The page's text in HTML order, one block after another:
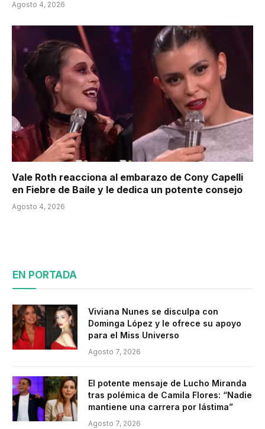
Agosto 4, 2026
Vale Roth reacciona al embarazo de Cony Capelli
en Fiebre de Baile y le dedica un potente consejo
Agosto 4, 2026
EN PORTADA
Viviana Nunes se disculpa con
Dominga López y le ofrece su apoyo
para el Miss Universo
Agosto 7, 2026
El potente mensaje de Lucho Miranda
tras polémica de Camila Flores: “Nadie
mantiene una carrera por lástima”
Agosto 7, 2026